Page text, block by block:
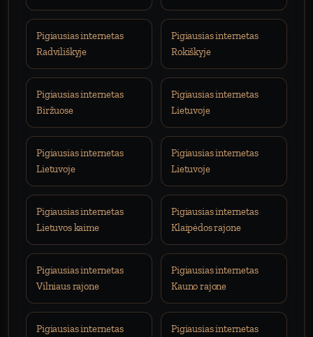
Pigiausias internetas
Radviliškyje
Pigiausias internetas
Rokiškyje
Pigiausias internetas
Biržuose
Pigiausias internetas
Lietuvoje
Pigiausias internetas
Lietuvoje
Pigiausias internetas
Lietuvoje
Pigiausias internetas
Lietuvos kaime
Pigiausias internetas
Klaipėdos rajone
Pigiausias internetas
Vilniaus rajone
Pigiausias internetas
Kauno rajone
Pigiausias internetas
Pigiausias internetas